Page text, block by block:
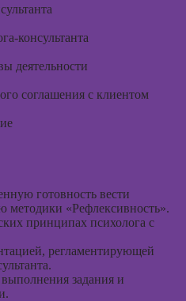
консультанта
деятельности
соглашения с клиентом
готовность вести
методики «Рефлексивность».
принципах психолога с
регламентирующей
задания и